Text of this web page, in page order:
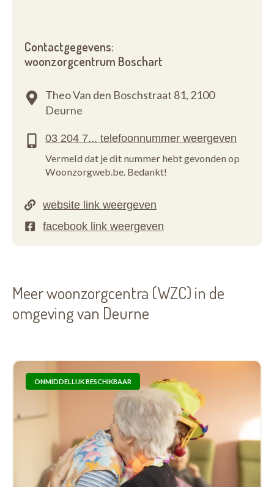
Contactgegevens:
woonzorgcentrum Boschart
Theo Van den Boschstraat 81, 2100
Deurne
Vermeld dat je dit nummer hebt gevonden op
Woonzorgweb.be. Bedankt!
Meer woonzorgcentra (WZC) in de
omgeving van Deurne
ONMIDDELLIJK BESCHIKBAAR